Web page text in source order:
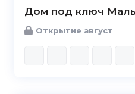
Дом под ключ
Открытие август